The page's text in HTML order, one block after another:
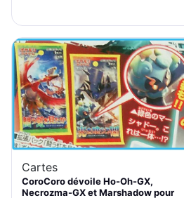
Cartes
CoroCoro dévoile Ho-Oh-GX,
Necrozma-GX et Marshadow pour